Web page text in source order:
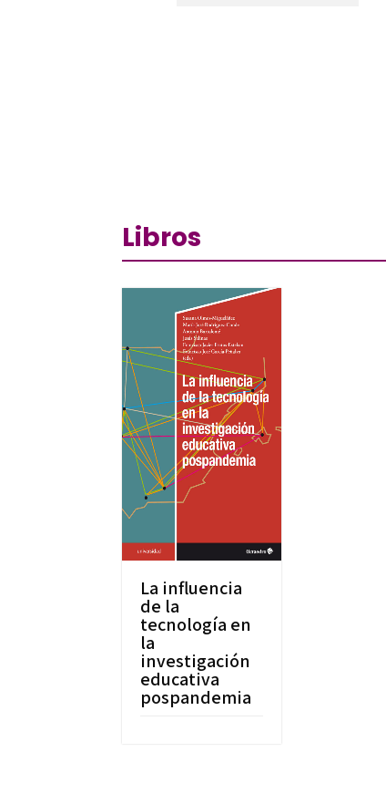
Libros
La influencia
de la
tecnología en
la
investigación
educativa
pospandemia